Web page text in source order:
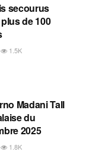
secourus
de 100
1.5K
Madani Tall
du
2025
1.8K